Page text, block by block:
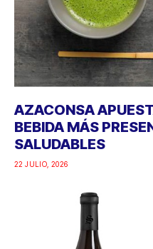
AZACONSA
BEBIDA MÁS
SALUDABLES
22 JULIO, 2026